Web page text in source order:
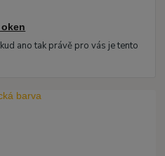
ano tak právě pro vás je tento